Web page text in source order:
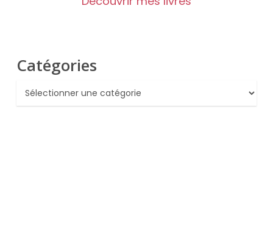
Catégories
Catégories